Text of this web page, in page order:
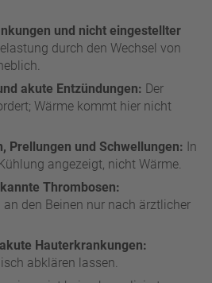
und nicht eingestellter
durch den Wechsel von
akute Entzündungen: Der
Wärme kommt hier nicht
Prellungen und Schwellungen: In
angezeigt, nicht Wärme.
Thrombosen:
den Beinen nur nach ärztlicher
Hauterkrankungen:
abklären lassen.